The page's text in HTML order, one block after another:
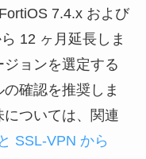
7.4.x および
12 ヶ月延長しま
ョンを選定する
確認を推奨しま
ついては、関連
SSL-VPN から